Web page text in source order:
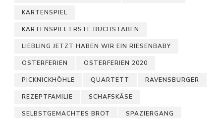
KARTENSPIEL
KARTENSPIEL ERSTE BUCHSTABEN
LIEBLING JETZT HABEN WIR EIN RIESENBABY
OSTERFERIEN OSTERFERIEN 2020
PICKNICKHÖHLE QUARTETT RAVENSBURGER
REZEPTFAMILIE SCHAFSKÄSE
SELBSTGEMACHTES BROT SPAZIERGANG